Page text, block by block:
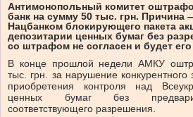
Антимонопольный комитет
банк на сумму 50 тыс. грн. Причина
Нацбанком блокирующего пакета
депозитарии ценных бумаг без
со штрафом не согласен и будет
В конце прошлой недели АМКУ
тыс. грн. за нарушение конкурентного
приобретения контроля над
ценных бумаг без
соответствующего разрешения.